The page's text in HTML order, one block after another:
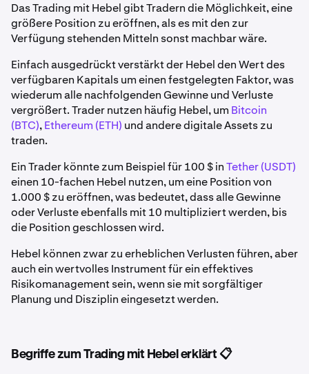
Das Trading mit Hebel gibt Tradern die Möglichkeit, eine
größere Position zu eröffnen, als es mit den zur
Verfügung stehenden Mitteln sonst machbar wäre.
Einfach ausgedrückt verstärkt der Hebel den Wert des
verfügbaren Kapitals um einen festgelegten Faktor, was
wiederum alle nachfolgenden Gewinne und Verluste
vergrößert. Trader nutzen häufig Hebel, um Bitcoin
(BTC),Ethereum (ETH) und andere digitale Assets zu
traden.
Ein Trader könnte zum Beispiel für 100 $ inTether (USDT)
einen 10-fachen Hebel nutzen, um eine Position von
1.000 $ zu eröffnen, was bedeutet, dass alle Gewinne
oder Verluste ebenfalls mit 10 multipliziert werden, bis
die Position geschlossen wird.
Hebel können zwar zu erheblichen Verlusten führen, aber
auch ein wertvolles Instrument für ein effektives
Risikomanagement sein, wenn sie mit sorgfältiger
Planung und Disziplin eingesetzt werden.
Begriffe zum Trading mit Hebel erklärt 📋